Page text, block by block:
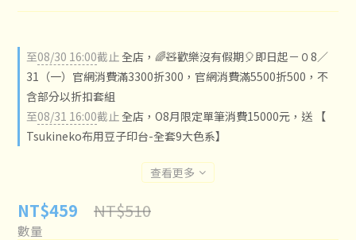
至08/30 16:00截止全店，🌈🧸歡樂沒有假期🎈即日起－０8／
31（一）官網消費滿3300折300，官網消費滿5500折500，不
含部分以折扣套組
至08/31 16:00截止全店，O8月限定單筆消費15000元，送 【
Tsukineko布用豆子印台-全套9大色系】
查看更多
NT$459 NT$510
數量